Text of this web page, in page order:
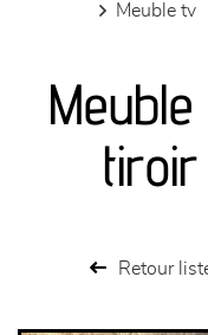
séjours
meubles de
meuble tv
Retour